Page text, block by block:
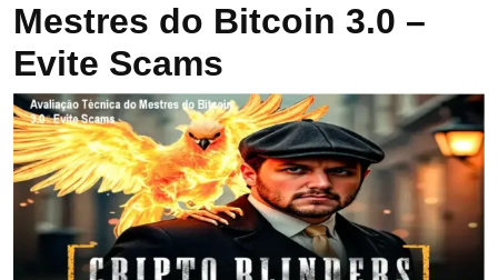
Mestres do Bitcoin 3.0 –
Evite Scams